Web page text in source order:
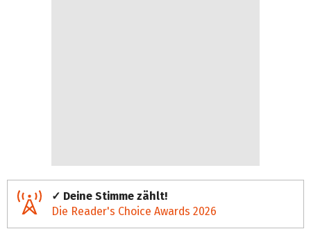
✓ Deine Stimme zählt!
Die Reader's Choice Awards 2026